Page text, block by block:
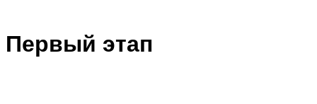
Первый этап